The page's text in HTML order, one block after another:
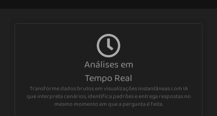
Análises em
Tempo Real
Transforme dados brutos em visualizações instantâneas com IA
que interpreta cenários, identifica padrões e entrega respostas no
mesmo momento em que a pergunta é feita.